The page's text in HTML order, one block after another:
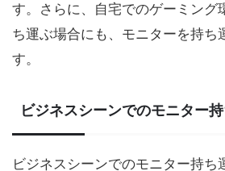
す。さらに、自宅でのゲーミング
ち運ぶ場合にも、モニターを持ち
す。
ビジネスシーンでのモニター
ビジネスシーンでのモニター持ち